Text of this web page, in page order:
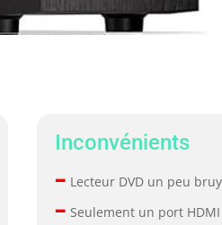
Inconvénients
– Lecteur DVD un peu
– Seulement un port